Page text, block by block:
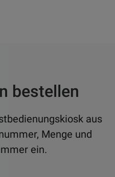
bestellen
aus
Menge und
ein.